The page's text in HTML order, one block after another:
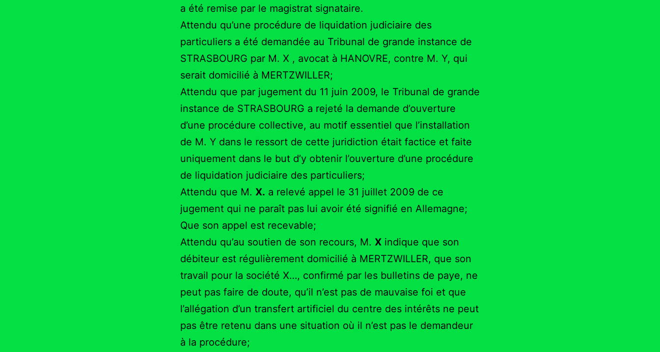
a été remise par le magistrat signataire.
Attendu qu’une procédure de liquidation judiciaire des
particuliers a été demandée au Tribunal de grande instance de
STRASBOURG par M. X , avocat à HANOVRE, contre M. Y, qui
serait domicilié à MERTZWILLER;
Attendu que par jugement du 11 juin 2009, le Tribunal de grande
instance de STRASBOURG a rejeté la demande d’ouverture
d’une procédure collective, au motif essentiel que l’installation
de M. Y dans le ressort de cette juridiction était factice et faite
uniquement dans le but d’y obtenir l’ouverture d’une procédure
de liquidation judiciaire des particuliers;
Attendu que M. X. a relevé appel le 31 juillet 2009 de ce
jugement qui ne paraît pas lui avoir été signifié en Allemagne;
Que son appel est recevable;
Attendu qu’au soutien de son recours, M. X indique que son
débiteur est régulièrement domicilié à MERTZWILLER, que son
travail pour la société X…, confirmé par les bulletins de paye, ne
peut pas faire de doute, qu’il n’est pas de mauvaise foi et que
l’allégation d’un transfert artificiel du centre des intérêts ne peut
pas être retenu dans une situation où il n’est pas le demandeur
à la procédure;